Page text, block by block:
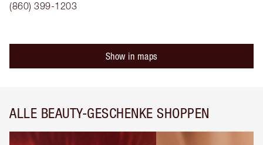
(860) 399-1203
Show in maps
ALLE BEAUTY-GESCHENKE SHOPPEN